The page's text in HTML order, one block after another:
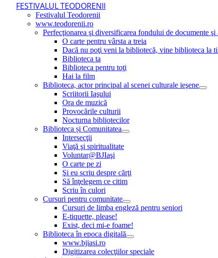
FESTIVALUL TEODORENII
Festivalul Teodorenii
www.teodorenii.ro
Perfecţionarea şi diversificarea fondului de documente
O carte pentru vârsta a treia
Dacă nu poţi veni la bibliotecă, vine biblioteca la
Biblioteca ta
Biblioteca pentru toţi
Hai la film
Biblioteca, actor principal al scenei culturale ieşene
Scriitorii Iaşului
Ora de muzică
Provocările culturii
Nocturna bibliotecilor
Biblioteca și Comunitatea
Intersecţii
Viaţă şi spiritualitate
Voluntar@BJIaşi
O carte pe zi
Şi eu scriu despre cărţi
Să înţelegem ce citim
Scriu în culori
Cursuri pentru comunitate
Cursuri de limba engleză pentru seniori
E-tiquette, please!
Exist, deci mi-e foame!
Biblioteca în epoca digitală
www.bjiasi.ro
Digitizarea colecţiilor speciale